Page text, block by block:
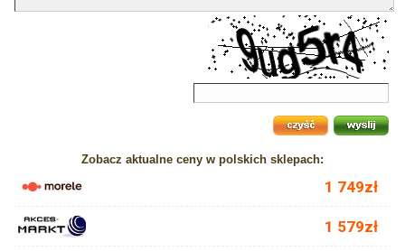
Zobacz aktualne ceny w polskich sklepach: